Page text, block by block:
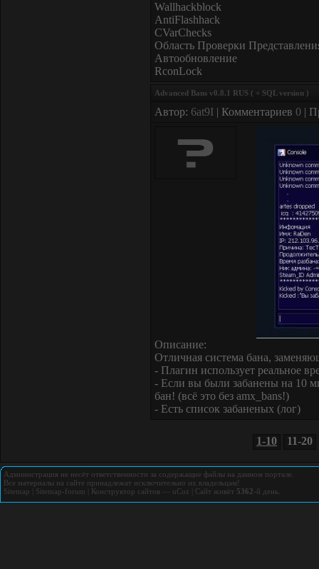
Wallhackblock
AntiFlashhack
CVarChecks
Область Проверки
Автообновление
RconLock
Advanced Bans v0.8.1 RUS ( + SQL version )
Автор: 6at9I | Комментариев 0 |
Описание:
Отличная система бана,
- Плагин использует реальное
- Если вы были забанены на 10
бан! (всё это без amx_bans!)
- Есть список забаненых (лог)
1-10 11-20
Администрация не несёт ответственности за содержащие файлы на данном портале.
Все материалы на сайте принадлежат исключительно их владельцам!
Sitemap
Sitemap-forum Конструктор сайтов uCoz Сайт живёт 5362-й день.